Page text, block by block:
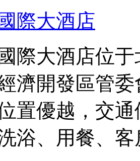
際大酒店
際大酒店位
濟開發區管
置優越，交
浴、用餐、